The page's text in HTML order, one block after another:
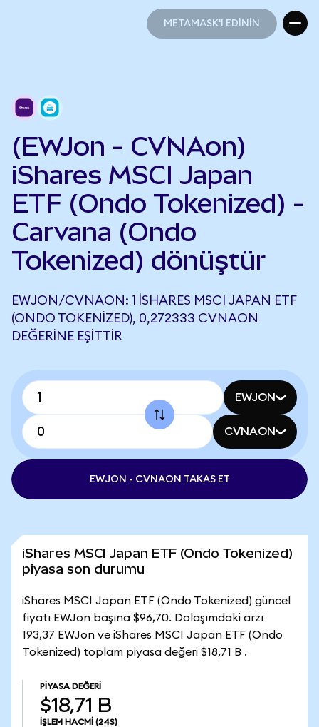
METAMASK'I EDİNİN
(EWJon - CVNAon)
iShares MSCI Japan
ETF (Ondo Tokenized) -
Carvana (Ondo
Tokenized) dönüştür
EWJON/CVNAON: 1 ISHARES MSCI JAPAN ETF
(ONDO TOKENIZED), 0,272333 CVNAON
DEĞERINE EŞITTIR
EWJON
CVNAON
EWJON - CVNAON TAKAS ET
iShares MSCI Japan ETF (Ondo Tokenized)
piyasa son durumu
iShares MSCI Japan ETF (Ondo Tokenized) güncel
fiyatı EWJon başına $96,70. Dolaşımdaki arzı
193,37 EWJon ve iShares MSCI Japan ETF (Ondo
Tokenized) toplam piyasa değeri $18,71 B .
PIYASA DEĞERI
$18,71 B
İŞLEM HACMI (24S)